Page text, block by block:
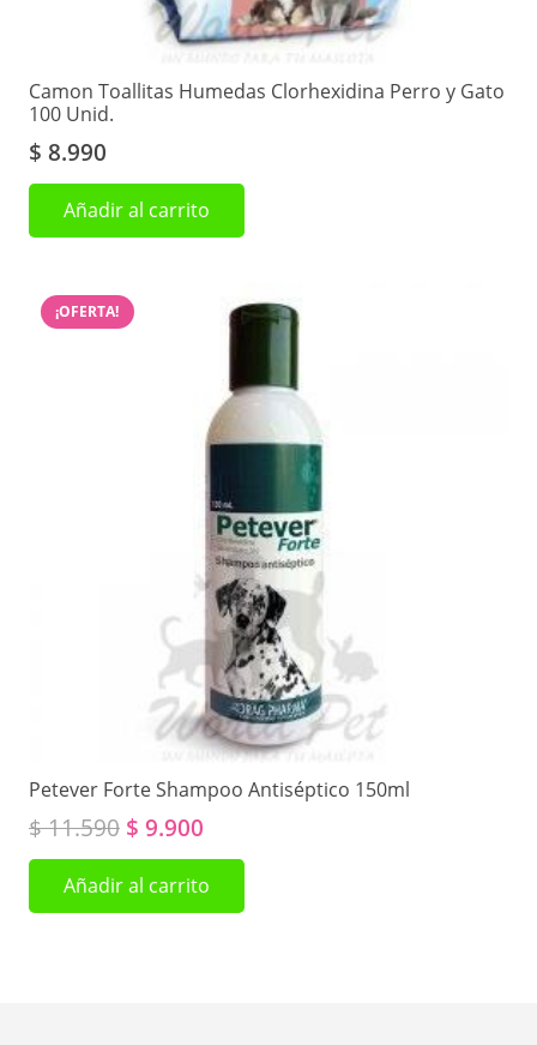
Camon Toallitas Humedas Clorhexidina Perro y Gato
100 Unid.
$ 8.990
Añadir al carrito
¡OFERTA!
Petever Forte Shampoo Antiséptico 150ml
$11.590 El
precio
original
era:
$ 9.900
precio
actual
es:
Añadir al carrito